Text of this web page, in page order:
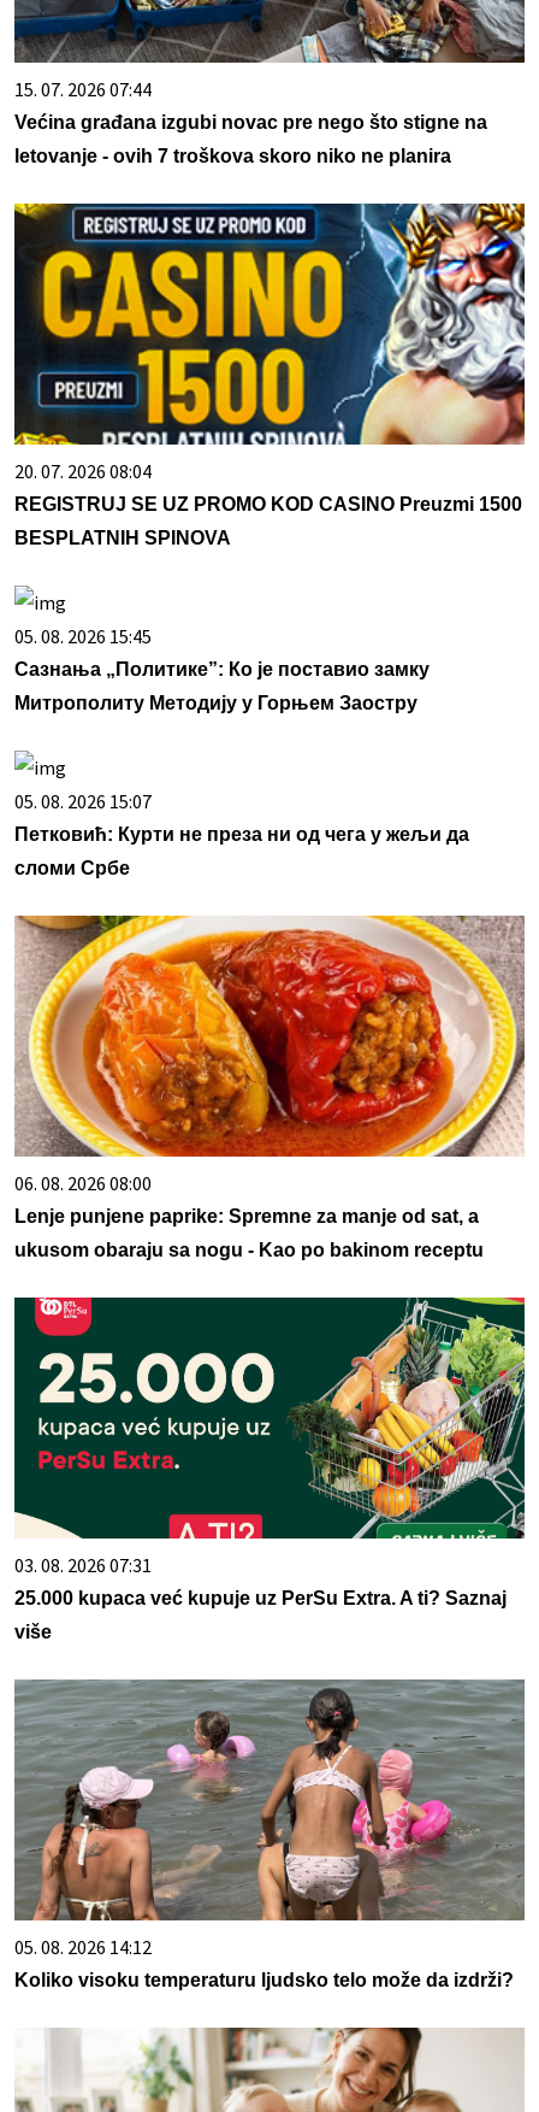
15. 07. 2026 07:44
Većina građana izgubi novac pre nego što stigne na
letovanje - ovih 7 troškova skoro niko ne planira
20. 07. 2026 08:04
REGISTRUJ SE UZ PROMO KOD CASINO Preuzmi 1500
BESPLATNIH SPINOVA
05. 08. 2026 15:45
Сазнања „Политике”: Ко је поставио замку
Митрополиту Методију у Горњем Заостру
05. 08. 2026 15:07
Петковић: Курти не преза ни од чега у жељи да
сломи Србе
06. 08. 2026 08:00
Lenje punjene paprike: Spremne za manje od sat, a
ukusom obaraju sa nogu - Kao po bakinom receptu
03. 08. 2026 07:31
25.000 kupaca već kupuje uz PerSu Extra. A ti? Saznaj
više
05. 08. 2026 14:12
Koliko visoku temperaturu ljudsko telo može da izdrži?